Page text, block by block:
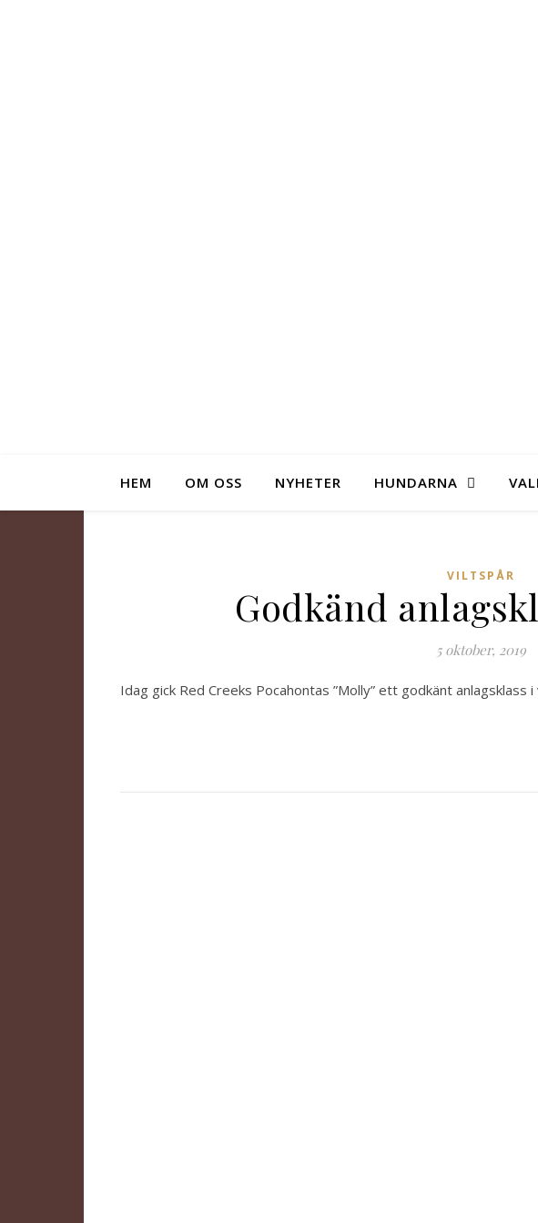
HEM OM OSS NYHETER HUNDARNA
VILTSPÅR
Godkänd
5 oktober, 2019
Idag gick Red Creeks Pocahontas ”Molly” ett godkänt anlagsklass